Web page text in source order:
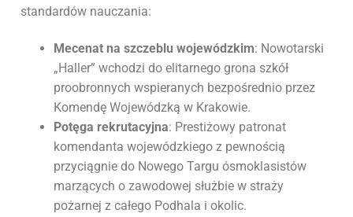
standardów nauczania:
Mecenat na szczeblu wojewódzkim: Nowotarski
„Haller” wchodzi do elitarnego grona szkół
proobronnych wspieranych bezpośrednio przez
Komendę Wojewódzką w Krakowie.
Potęga rekrutacyjna: Prestiżowy patronat
komendanta wojewódzkiego z pewnością
przyciągnie do Nowego Targu ósmoklasistów
marzących o zawodowej służbie w straży
pożarnej z całego Podhala i okolic.